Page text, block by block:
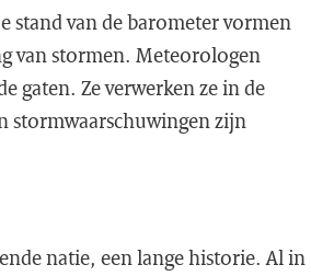
stand van de barometer vormen
van stormen. Meteorologen
gaten. Ze verwerken ze in de
stormwaarschuwingen zijn
natie, een lange historie. Al in